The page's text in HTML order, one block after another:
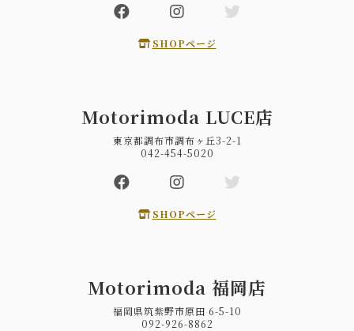
SHOPページ
Motorimoda LUCE店
東京都調布市調布ヶ丘3-2-1
042-454-5020
SHOPページ
Motorimoda 福岡店
福岡県筑紫野市原田 6-5-10
092-926-8862